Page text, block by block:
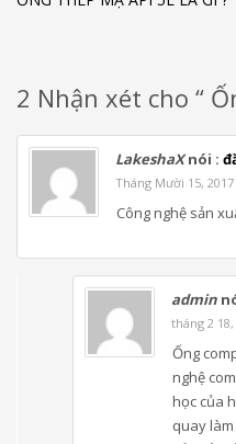
2 Nhận xét cho “
LakeshaXnói :
Tháng Mười 15,
Công nghệ sản
admin
tháng 2
Ống
nghệ
học của
quay